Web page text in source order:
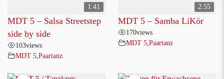
1:41
MDT 5 – Salsa Streetstep
side by side
103views
MDT 5 Paartanz
2:55
MDT 5 – Samba LiKör
170views
MDT 5 Paartanz